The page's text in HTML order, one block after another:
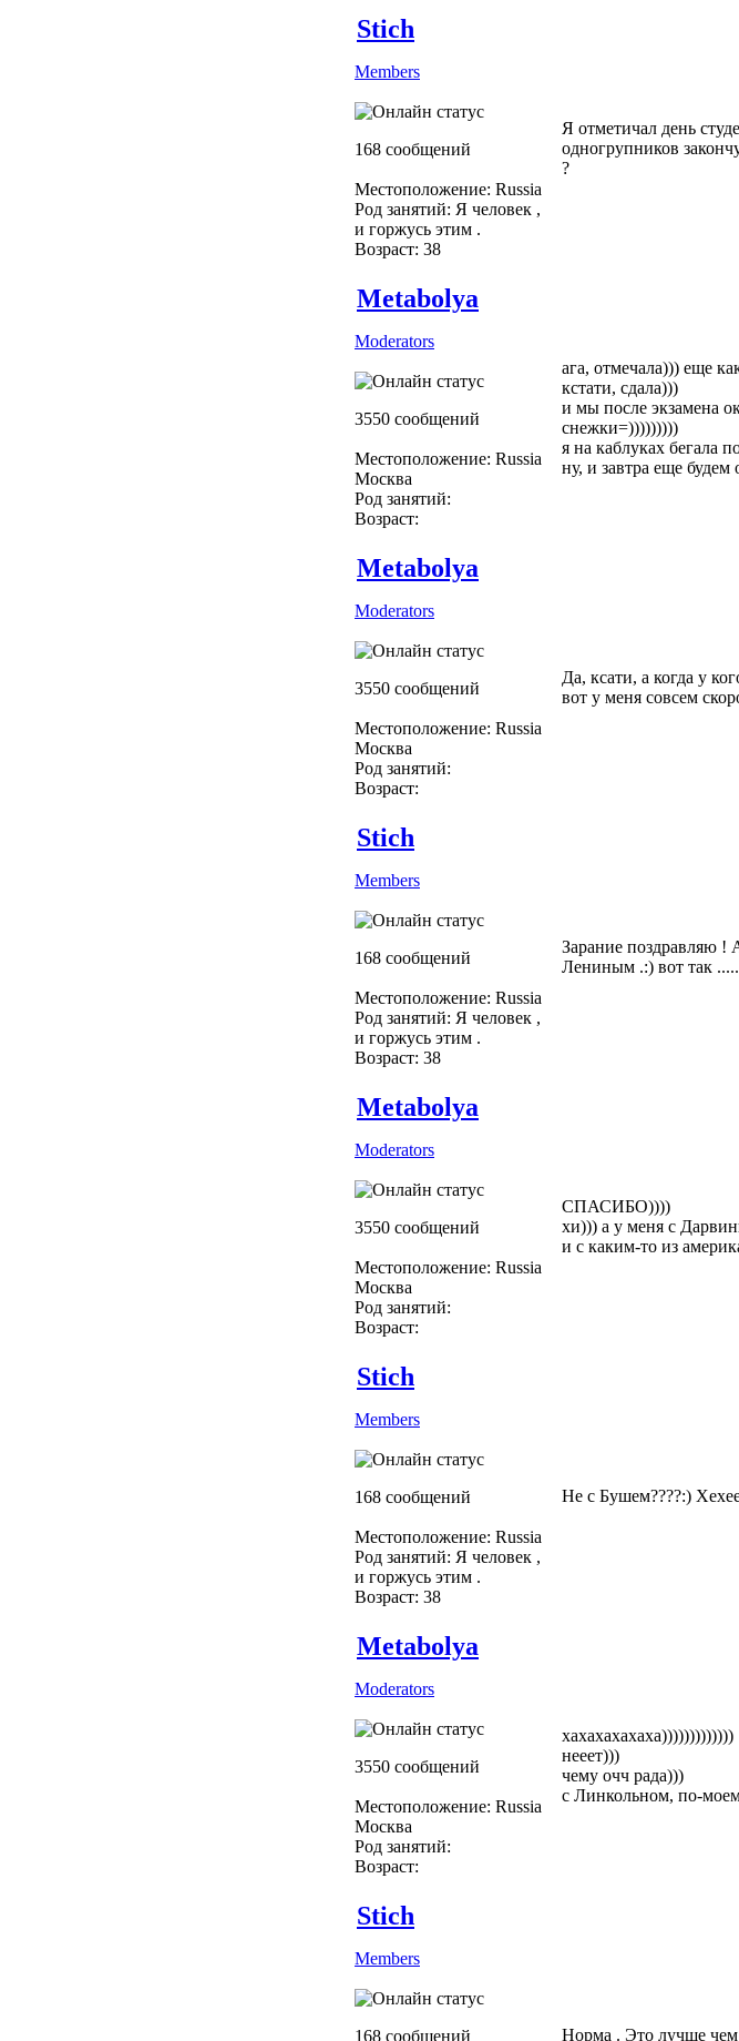
Stich
Members
168 сообщений
Местоположение: Russia
Род занятий: Я человек ,
и горжусь этим .
Возраст: 38
Я отметичал день
одногрупников
?
Metabolya
Moderators
3550 сообщений
Местоположение: Russia
Москва
Род занятий:
Возраст:
ага, отмечала))) еще
кстати, сдала)))
и мы после экзамена
снежки=)))))))))
я на каблуках бегала
ну, и завтра еще
Metabolya
Moderators
3550 сообщений
Местоположение: Russia
Москва
Род занятий:
Возраст:
Да, ксати, а когда у
вот у меня совсем
Stich
Members
168 сообщений
Местоположение: Russia
Род занятий: Я человек ,
и горжусь этим .
Возраст: 38
Зарание поздравляю !
Лениным .:) вот так
Metabolya
Moderators
3550 сообщений
Местоположение: Russia
Москва
Род занятий:
Возраст:
СПАСИБО))))
хи))) а у меня с
и с каким-то из
Stich
Members
168 сообщений
Местоположение: Russia
Род занятий: Я человек ,
и горжусь этим .
Возраст: 38
Не с Бушем????:)
Metabolya
Moderators
3550 сообщений
Местоположение: Russia
Москва
Род занятий:
Возраст:
хахахахахаха)))))))))))))
нееет)))
чему очч рада)))
с Линкольном, по-
Stich
Members
168 сообщений Норма . Это лучше